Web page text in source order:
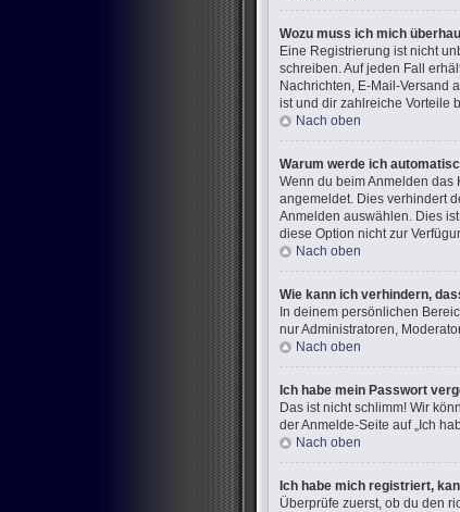
Wozu muss ich mich
Eine Registrierung ist nicht
schreiben. Auf jeden Fall
Nachrichten, E-Mail-Versand
ist und dir zahlreiche Vorteile
Nach oben
Warum werde ich
Wenn du beim Anmelden das
angemeldet. Dies verhindert
Anmelden auswählen. Dies
diese Option nicht zur
Nach oben
Wie kann ich verhindern,
In deinem persönlichen
nur Administratoren,
Nach oben
Ich habe mein Passwort
Das ist nicht schlimm! Wir
der Anmelde-Seite auf „Ich
Nach oben
Ich habe mich registriert,
Überprüfe zuerst, ob du den